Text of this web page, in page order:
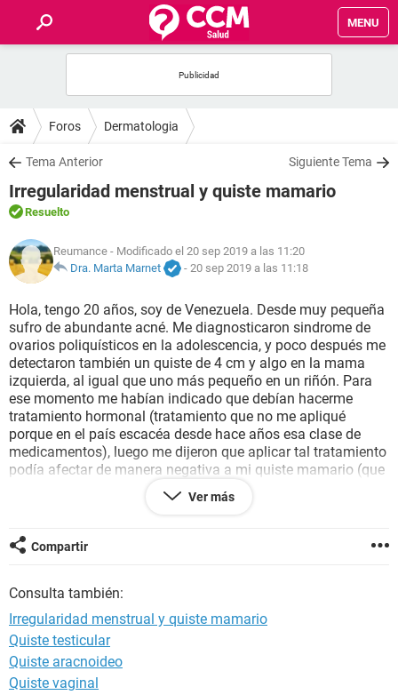
MENU
FOROS
SALUD
FAMILIA
NUTRICIÓN
SEXUALIDAD
GLOSARIO
Foros Dermatologia
Tema Anterior Siguiente Tema
Irregularidad menstrual y quiste mamario
Resuelto
Reumance - Modificado el 20 sep 2019 a las 11:20
Dra. Marta Marnet
- 20 sep 2019 a las 11:18
Hola, tengo 20 años, soy de Venezuela. Desde muy pequeña
sufro de abundante acné. Me diagnosticaron sindrome de
ovarios poliquísticos en la adolescencia, y poco después me
detectaron también un quiste de 4 cm y algo en la mama
izquierda, al igual que uno más pequeño en un riñón. Para
ese momento me habían indicado que debían hacerme
tratamiento hormonal (tratamiento que no me apliqué
porque en el país escacéa desde hace años esa clase de
medicamentos), luego me dijeron que aplicar tal tratamiento
podía afectar de manera negativa a mi quiste mamario (que
según los especialistas no es peligroso, pero sí
sospechosamente grande). Desde entonces no me he vuelto
con una vida sexual más activa, soy más consciente de las
irregularidades de mis ciclos y los efectos secundarios,
Agradecida de antemano por la atención.
Ver más
Compartir
Consulta también:
Irregularidad menstrual y quiste mamario
Quiste testicular
Quiste aracnoideo
Quiste vaginal